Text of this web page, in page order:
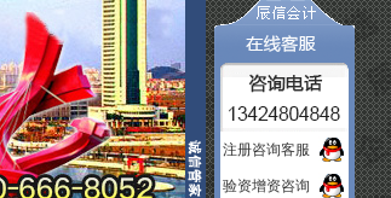
注册咨询客服
验资增资咨询